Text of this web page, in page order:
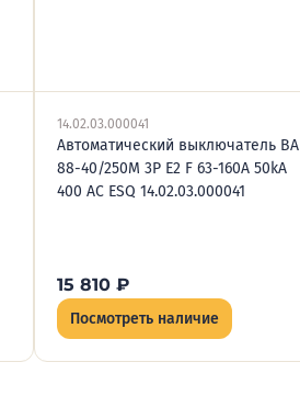
14.02.03.000041
Автоматический выключатель BA
88-40/250M 3P E2 F 63-160A 50kA
400 AC ESQ 14.02.03.000041
15 810 ₽
Посмотреть наличие